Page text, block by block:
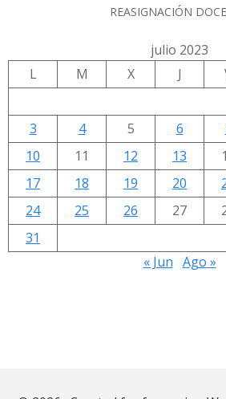
REASIGNACIÓN
julio 2023
L
M X J
3
4 5 6
10
11 12 13
17
18 19 20
24
25 26 27
31
« Jun Ago »